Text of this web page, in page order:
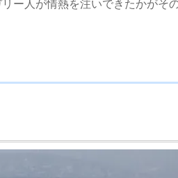
ー人が情熱を注いできたかがそ